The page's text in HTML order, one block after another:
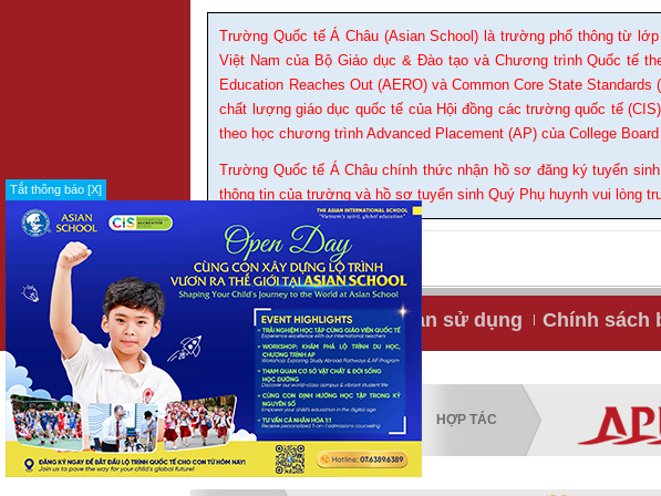
Tắt thông báo [X]
Trường Quốc tế Á Châu (Asian School) là trường phổ thông từ
Việt Nam của Bộ Giáo dục & Đào tạo và Chương trình Quốc tế
Education Reaches Out (AERO) và Common Core State
chất lượng giáo dục quốc tế của Hội đồng các trường quốc tế
theo học chương trình Advanced Placement (AP) của College
Trường Quốc tế Á Châu chính thức nhận hồ sơ đăng ký tuyển
thông tin của trường và hồ sơ tuyển sinh Quý Phụ huynh vui lòng
IN GỬI BẠN BÈ
Tuyển dụng Điều khoản sử dụng Chính sách
KIỂM ĐỊNH HỢP TÁC